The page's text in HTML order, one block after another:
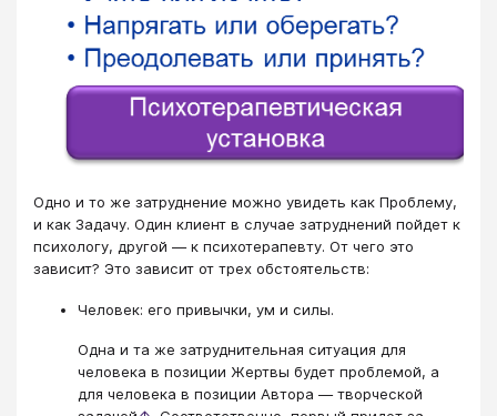
Одно и то же затруднение можно увидеть как Проблему,
и как Задачу. Один клиент в случае затруднений пойдет к
психологу, другой — к психотерапевту. От чего это
зависит? Это зависит от трех обстоятельств:
Человек: его привычки, ум и силы.
Одна и та же затруднительная ситуация для
человека в позиции Жертвы будет проблемой, а
для человека в позиции Автора — творческой